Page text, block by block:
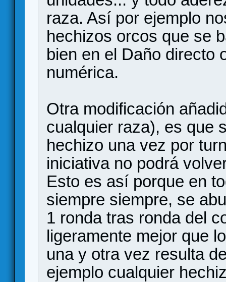
raza. Así por ejemplo
hechizos orcos que se
bien en el Daño directo
numérica.
Otra modificación
cualquier raza), es que
hechizo una vez por
iniciativa no podrá
Esto es así porque en
siempre siempre, se
1 ronda tras ronda del
ligeramente mejor que
una y otra vez resulta
ejemplo cualquier